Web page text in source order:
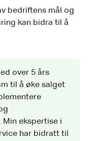
bedriftens mål og
kan bidra til å
over 5 års
til å øke salget
ekspertise i
har bidratt til